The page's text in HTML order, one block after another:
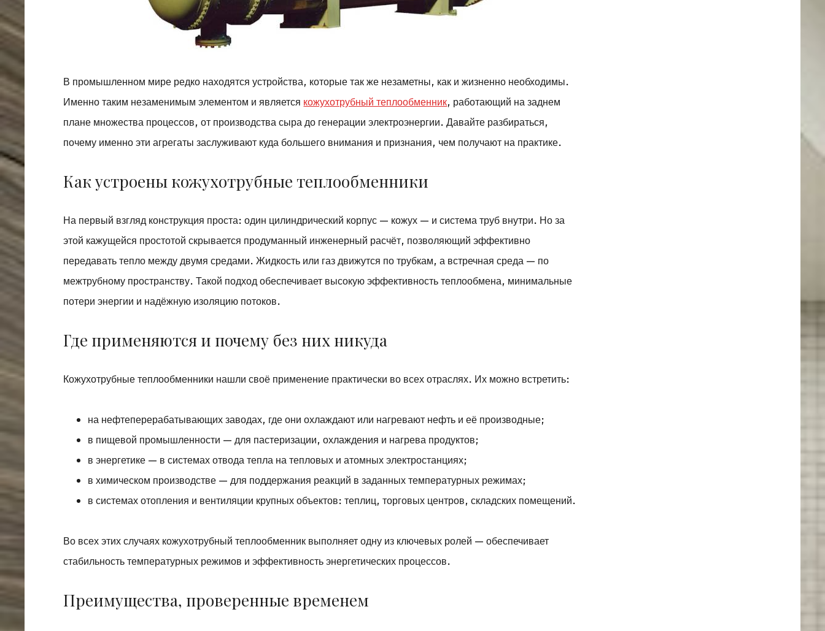
В промышленном мире редко находятся устройства, которые так же незаметны, как и жизненно необходимы.
Именно таким незаменимым элементом и является кожухотрубный теплообменник, работающий на заднем
плане множества процессов, от производства сыра до генерации электроэнергии. Давайте разбираться,
почему именно эти агрегаты заслуживают куда большего внимания и признания, чем получают на практике.
Как устроены кожухотрубные теплообменники
На первый взгляд конструкция проста: один цилиндрический корпус — кожух — и система труб внутри. Но за
этой кажущейся простотой скрывается продуманный инженерный расчёт, позволяющий эффективно
передавать тепло между двумя средами. Жидкость или газ движутся по трубкам, а встречная среда — по
межтрубному пространству. Такой подход обеспечивает высокую эффективность теплообмена, минимальные
потери энергии и надёжную изоляцию потоков.
Где применяются и почему без них никуда
Кожухотрубные теплообменники нашли своё применение практически во всех отраслях. Их можно встретить:
на нефтеперерабатывающих заводах, где они охлаждают или нагревают нефть и её производные;
в пищевой промышленности — для пастеризации, охлаждения и нагрева продуктов;
в энергетике — в системах отвода тепла на тепловых и атомных электростанциях;
в химическом производстве — для поддержания реакций в заданных температурных режимах;
в системах отопления и вентиляции крупных объектов: теплиц, торговых центров, складских помещений.
Во всех этих случаях кожухотрубный теплообменник выполняет одну из ключевых ролей — обеспечивает
стабильность температурных режимов и эффективность энергетических процессов.
Преимущества, проверенные временем